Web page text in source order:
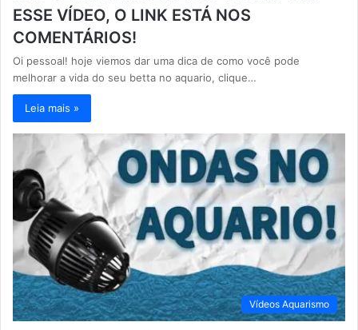
ESSE VÍDEO, O LINK ESTÁ NOS
COMENTÁRIOS!
Oi pessoal! hoje viemos dar uma dica de como você pode
melhorar a vida do seu betta no aquario, clique…
Leia mais »
Vídeos Aquarismo